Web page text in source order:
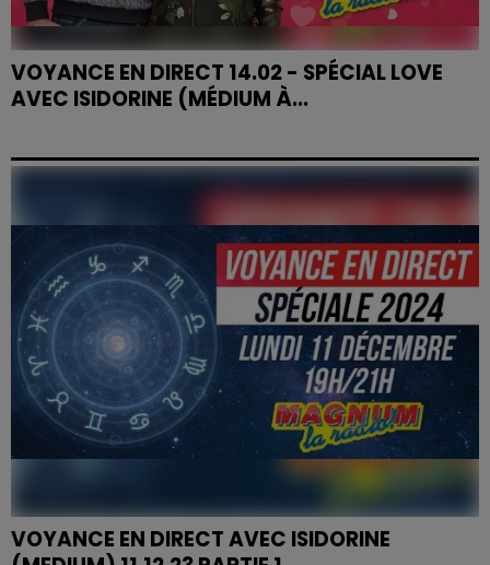
VOYANCE EN DIRECT 14.02 - SPÉCIAL LOVE
AVEC ISIDORINE (MÉDIUM À...
VOYANCE EN DIRECT AVEC ISIDORINE